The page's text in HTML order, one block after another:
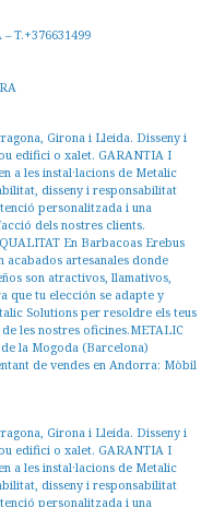
T.+376631499